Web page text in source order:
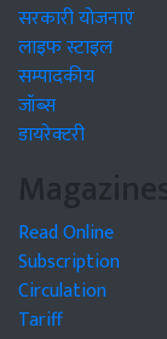
सरकारी योजनाएं
लाइफ स्टाइल
सम्पादकीय
जॉब्स
डायरेक्टरी
Magazines
Read Online
Subscription
Circulation
Tariff